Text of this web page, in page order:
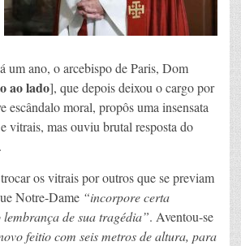
um ano, o arcebispo de Paris, Dom
ao lado], que depois deixou o cargo por
escândalo moral, propôs uma insensata
vitrais, mas ouviu brutal resposta do
os vitrais por outros que se previam
Notre-Dame “incorpore certa
de sua tragédia”. Aventou-se
feitio com seis metros de altura, para